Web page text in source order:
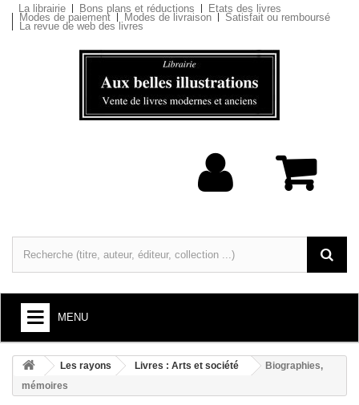
La librairie Bons plans et réductions Etats des livres
Modes de paiement Modes de livraison Satisfait ou remboursé
La revue de web des livres
MENU
+
LIVRES : ARTS ET SOCIÉTÉ
+
LIVRES : LITTÉRATURE
Les rayons Livres : Arts et société
Biographies,
mémoires